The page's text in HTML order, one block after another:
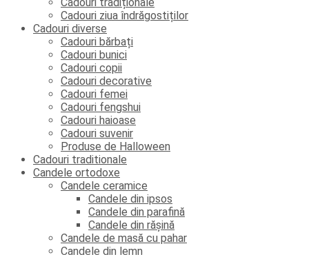
Cadouri ziua îndrăgostiților
Cadouri diverse
Cadouri bărbați
Cadouri bunici
Cadouri copii
Cadouri decorative
Cadouri femei
Cadouri fengshui
Cadouri haioase
Cadouri suvenir
Produse de Halloween
Cadouri traditionale
Candele ortodoxe
Candele ceramice
Candele din ipsos
Candele din parafină
Candele din rășină
Candele de masă cu pahar
Candele din lemn